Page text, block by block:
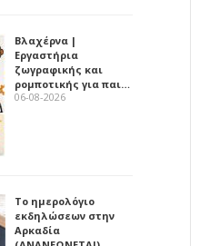
Βλαχέρνα |
Εργαστήρια
ζωγραφικής και
ρομποτικής για παι…
06-08-2026
Το ημερολόγιο
εκδηλώσεων στην
Αρκαδία